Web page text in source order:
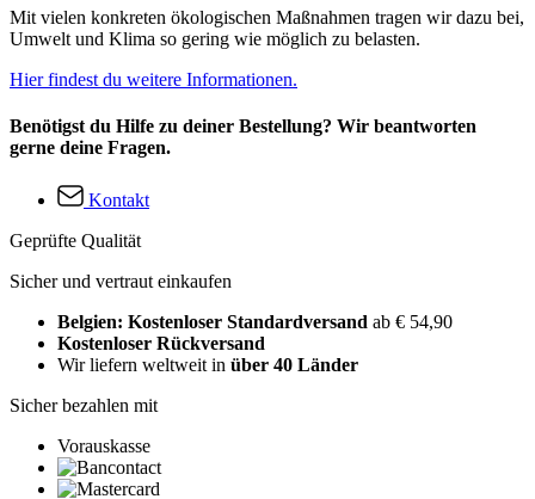
Mit vielen konkreten ökologischen Maßnahmen tragen wir dazu bei,
Umwelt und Klima so gering wie möglich zu belasten.
Hier findest du weitere Informationen.
Benötigst du Hilfe zu deiner Bestellung? Wir beantworten
gerne deine Fragen.
Kontakt
Geprüfte Qualität
Sicher und vertraut einkaufen
Belgien: Kostenloser Standardversand ab € 54,90
Kostenloser Rückversand
Wir liefern weltweit in über 40 Länder
Sicher bezahlen mit
Vorauskasse